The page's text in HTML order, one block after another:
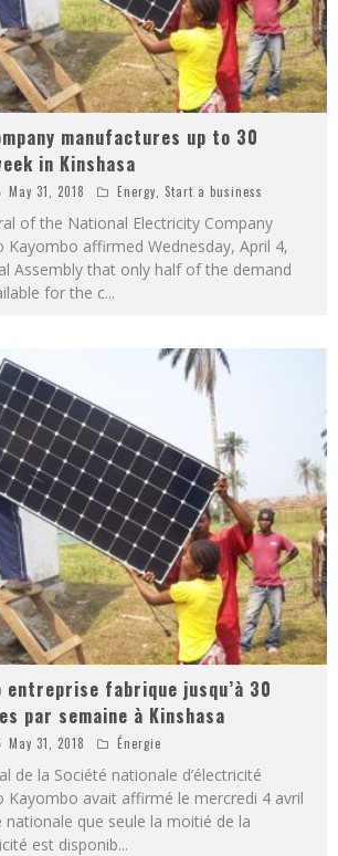
manufactures up to 30
in Kinshasa
May 31, 2018 Energy, Start a business
of the National Electricity Company
Kayombo affirmed Wednesday, April 4,
Assembly that only half of the demand
for the c...
entreprise fabrique jusqu’à 30
par semaine à Kinshasa
May 31, 2018 Énergie
de la Société nationale d’électricité
Kayombo avait affirmé le mercredi 4 avril
nationale que seule la moitié de la
est disponib...